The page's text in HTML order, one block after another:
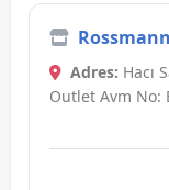
Adres: Hacı
Outlet Avm No: